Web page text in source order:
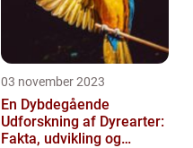
03 november 2023
En Dybdegående
Udforskning af Dyrearter:
Fakta, udvikling og